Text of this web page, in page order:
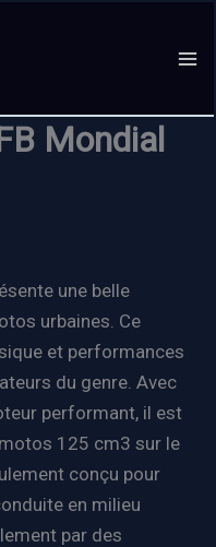
Mondial
une belle
urbaines. Ce
et performances
du genre. Avec
performant, il est
125 cm3 sur le
conçu pour
en milieu
par des